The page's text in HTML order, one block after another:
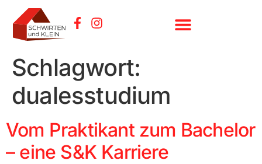
Schlagwort:
dualesstudium
Vom Praktikant zum Bachelor
– eine S&K Karriere